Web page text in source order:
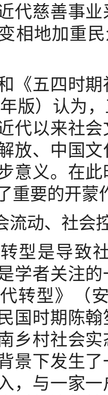
代慈善事
相地加重
五四时期
版）认为
代以来社
放、中国
意义。在
重要的开蒙
动、社会
是导致社
学者关注
转型》（
国时期陈
乡村社会
景下发生
，与一家